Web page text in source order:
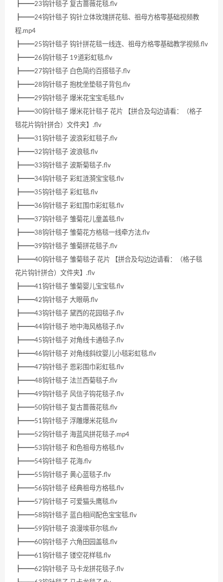
┣━━23钩针毯子 复古蔷薇花毯.flv
┣━━24钩针毯子 钩针立体玫瑰拼花毯、祖母方格零基础视频教
程.mp4
┣━━25钩针毯子 钩针拼花毯一线连、祖母方格零基础教学视频.flv
┣━━26钩针毯子 19道彩虹毯.flv
┣━━27钩针毯子 白色简约百搭毯子.flv
┣━━28钩针毯子 抱枕坐垫毯子背包.flv
┣━━29钩针毯子 爆米花宝宝毛毯.flv
┣━━30钩针毯子 爆米花针毯子 花片 【拼合及勾边请看：（格子
毯花片钩针拼合）文件夹】.flv
┣━━31钩针毯子 波浪彩虹毯子.flv
┣━━32钩针毯子 波浪毯.flv
┣━━33钩针毯子 波斯菊毯子.flv
┣━━34钩针毯子 彩虹涟漪宝宝毯.flv
┣━━35钩针毯子 彩虹毯.flv
┣━━36钩针毯子 彩虹围巾彩虹毯.flv
┣━━37钩针毯子 雏菊花儿童盖毯.flv
┣━━38钩针毯子 雏菊花方格毯一线牵方法.flv
┣━━39钩针毯子 雏菊拼花毯子.flv
┣━━40钩针毯子 雏菊毯子 花片 【拼合及勾边边请看：（格子毯
花片钩针拼合）文件夹】.flv
┣━━41钩针毯子 雏菊婴儿宝宝毯.flv
┣━━42钩针毯子 大眼萌.flv
┣━━43钩针毯子 黛西的花园毯子.flv
┣━━44钩针毯子 地中海风格毯子.flv
┣━━45钩针毯子 对角线卡通毯子.flv
┣━━46钩针毯子 对角线斜纹婴儿小毯彩虹毯.flv
┣━━47钩针毯子 恩彩围巾彩虹毯.flv
┣━━48钩针毯子 法兰西菊毯子.flv
┣━━49钩针毯子 风信子钩花毯子.flv
┣━━50钩针毯子 复古蔷薇花毯.flv
┣━━51钩针毯子 浮雕爆米花毯.flv
┣━━52钩针毯子 海蓝风拼花毯子.mp4
┣━━53钩针毯子 和色祖母方格毯.flv
┣━━54钩针毯子 花海.flv
┣━━55钩针毯子 黄心蓝毯子.flv
┣━━56钩针毯子 经典祖母方格毯.flv
┣━━57钩针毯子 可爱猫头鹰毯.flv
┣━━58钩针毯子 蓝白相间配色宝宝毯.flv
┣━━59钩针毯子 浪漫埃菲尔毯.flv
┣━━60钩针毯子 六角田园盖毯.flv
┣━━61钩针毯子 镂空花样毯.flv
┣━━62钩针毯子 马卡龙拼花毯子.flv